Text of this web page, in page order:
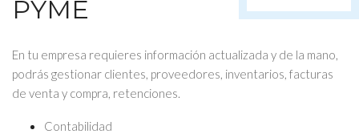
PYME
En tu empresa requieres información actualizada y de la mano,
podrás gestionar clientes, proveedores, inventarios, facturas
de venta y compra, retenciones.
Contabilidad